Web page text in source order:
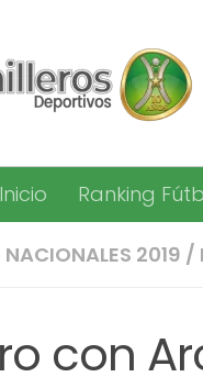
Inicio Ranking
2019 /
con